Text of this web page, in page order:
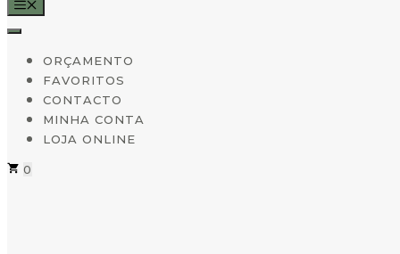
ORÇAMENTO
FAVORITOS
CONTACTO
MINHA CONTA
LOJA ONLINE
0